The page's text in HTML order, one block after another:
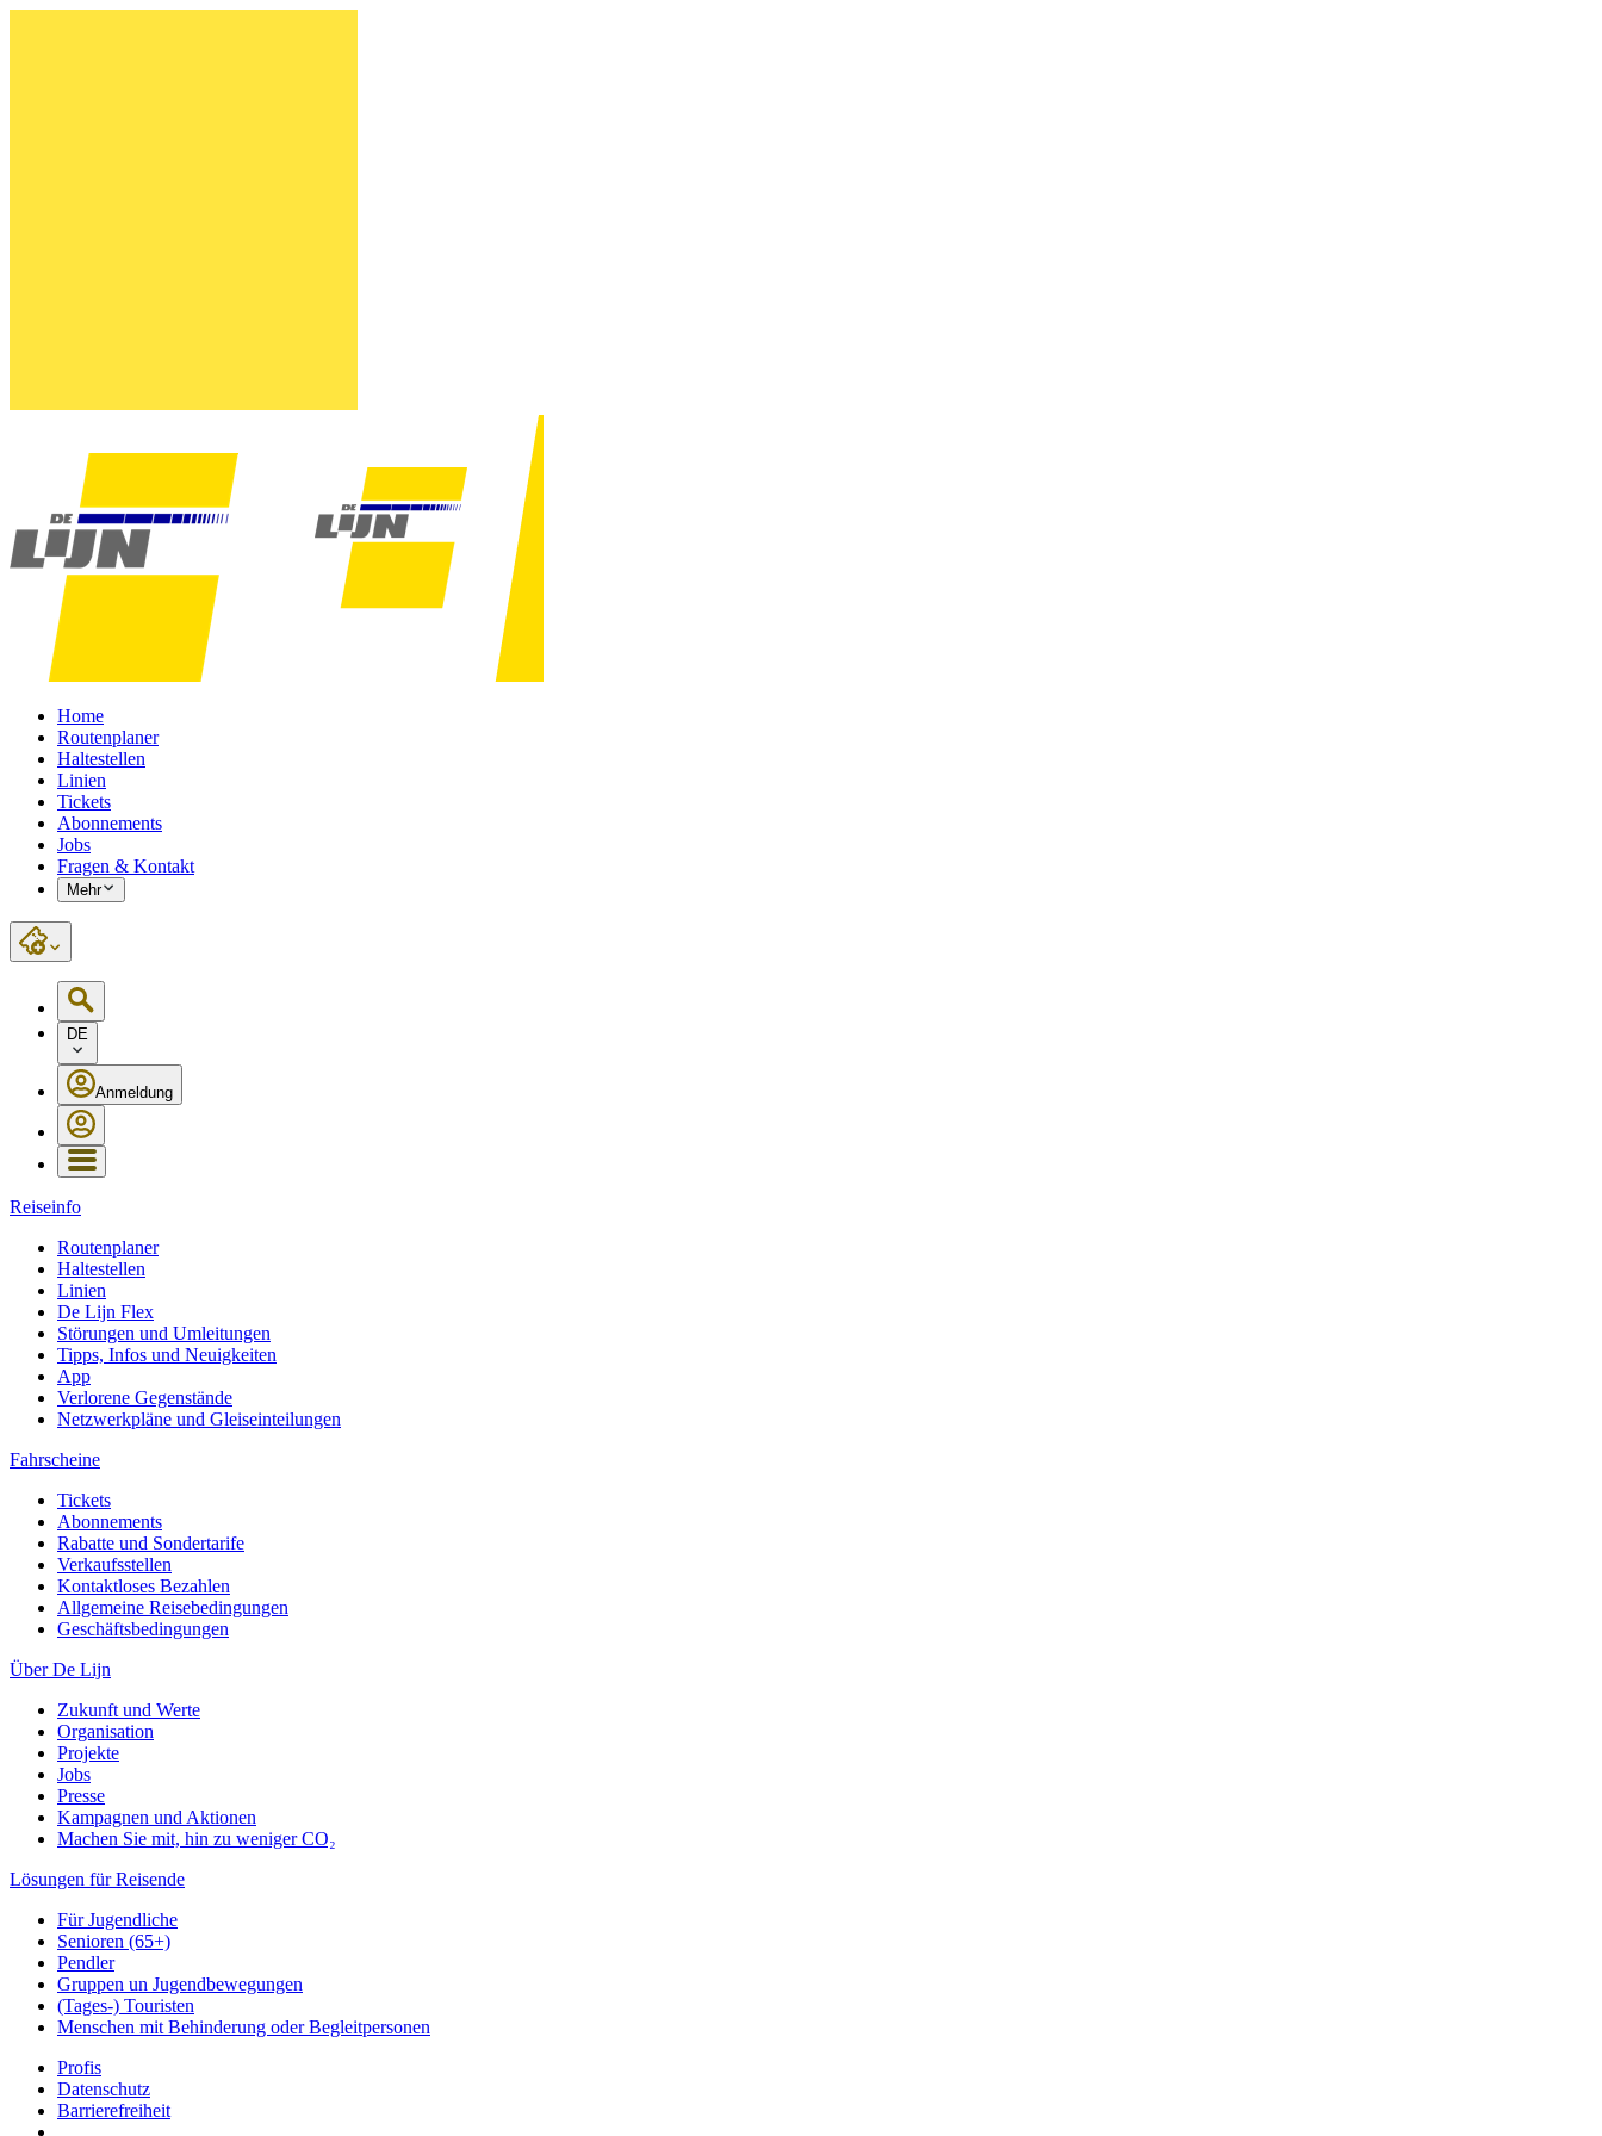
Home
Routenplaner
Haltestellen
Linien
Tickets
Abonnements
Jobs
Fragen & Kontakt
Mehr
DE
Anmeldung
Reiseinfo
Routenplaner
Haltestellen
Linien
De Lijn Flex
Störungen und Umleitungen
Tipps, Infos und Neuigkeiten
App
Verlorene Gegenstände
Netzwerkpläne und Gleiseinteilungen
Fahrscheine
Tickets
Abonnements
Rabatte und Sondertarife
Verkaufsstellen
Kontaktloses Bezahlen
Allgemeine Reisebedingungen
Geschäftsbedingungen
Über De Lijn
Zukunft und Werte
Organisation
Projekte
Jobs
Presse
Kampagnen und Aktionen
Machen Sie mit, hin zu weniger CO₂
Lösungen für Reisende
Für Jugendliche
Senioren (65+)
Pendler
Gruppen un Jugendbewegungen
(Tages-) Touristen
Menschen mit Behinderung oder Begleitpersonen
Profis
Datenschutz
Barrierefreiheit